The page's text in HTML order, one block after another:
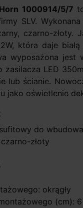
1000914/5/7
SLV.
czarno-
która daje
wyposażona
zasilacza LED
lub ścianie.
jako oświetlenie
do
złoty
okrągły
(cm): 6